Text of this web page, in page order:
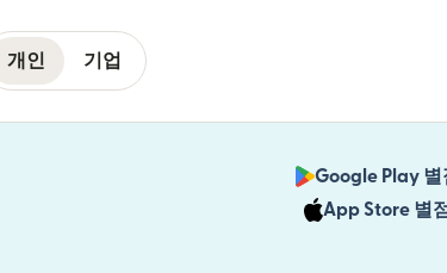
개인 기업
Google Play 별
App Store 별